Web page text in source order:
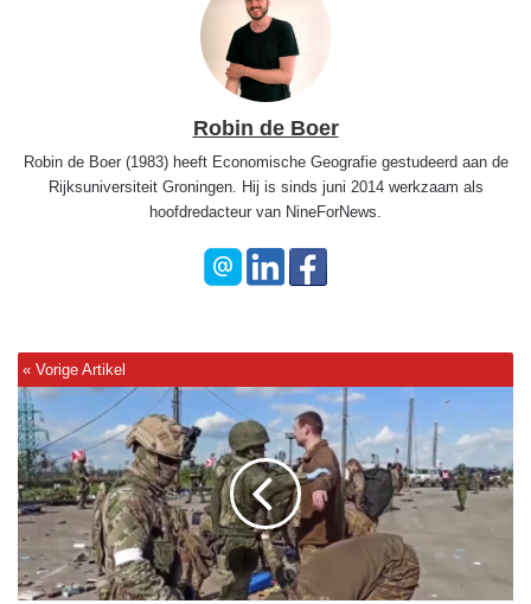
Robin de Boer
Robin de Boer (1983) heeft Economische Geografie gestudeerd aan de
Rijksuniversiteit Groningen. Hij is sinds juni 2014 werkzaam als
hoofdredacteur van NineForNews.
W
a
a
r
o
m
u
s